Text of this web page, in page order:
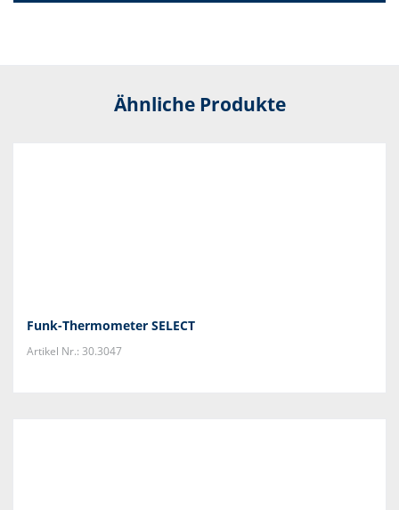
Ähnliche Produkte
Funk-Thermometer SELECT
Artikel Nr.: 30.3047